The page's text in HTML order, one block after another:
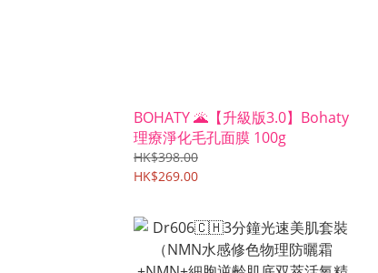
BOHATY 🌋【升級版3.0】Bohaty
理療淨化毛孔面膜 100g
HK$398.00
HK$269.00